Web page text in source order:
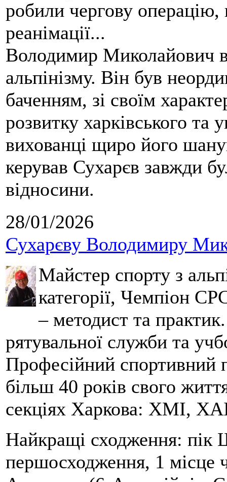
робили чергову операцію,
реанімації...
Володимир Миколайович
альпінізму. Він був
баченням, зі своїм
розвитку харківського та
вихованці щиро його
керував Сухарєв завжди
відносини.
28/01/2026
Сухарєву Володимиру
Майстер спорту з
категорії, Чемпіон
– методист та
рятувальної служби та
Професійний спортивний
більш 40 років свого
секціях Харкова: ХМІ,
Найкращі сходження: пік
першосходження, 1 місце